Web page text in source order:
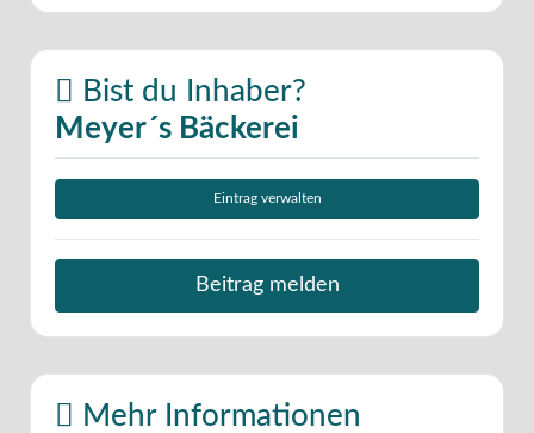
Bist du Inhaber?
Meyer´s Bäckerei
Eintrag verwalten
Beitrag melden
Mehr Informationen